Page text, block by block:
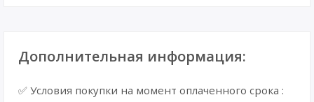
Дополнительная информация:
✅ Условия покупки на момент оплаченного срока :